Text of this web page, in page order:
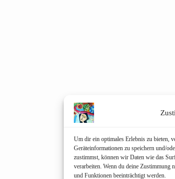
Um dir ein optimales Erlebnis zu bieten,
Geräteinformationen zu speichern und/
zustimmst, können wir Daten wie das
verarbeiten. Wenn du deine Zustimmung
und Funktionen beeinträchtigt werden.